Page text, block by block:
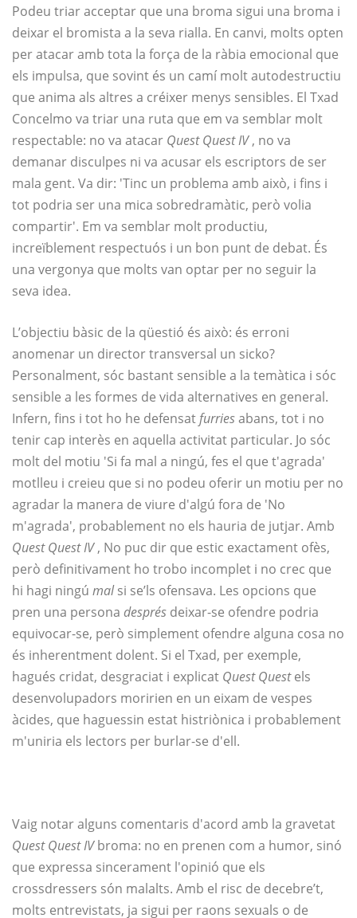
Podeu triar acceptar que una broma sigui una broma i
deixar el bromista a la seva rialla. En canvi, molts opten
per atacar amb tota la força de la ràbia emocional que
els impulsa, que sovint és un camí molt autodestructiu
que anima als altres a créixer menys sensibles. El Txad
Concelmo va triar una ruta que em va semblar molt
respectable: no va atacar Quest Quest IV, no va
demanar disculpes ni va acusar els escriptors de ser
mala gent. Va dir: 'Tinc un problema amb això, i fins i
tot podria ser una mica sobredramàtic, però volia
compartir'. Em va semblar molt productiu,
increïblement respectuós i un bon punt de debat. És
una vergonya que molts van optar per no seguir la
seva idea.
L’objectiu bàsic de la qüestió és això: és erroni
anomenar un director transversal un sicko?
Personalment, sóc bastant sensible a la temàtica i sóc
sensible a les formes de vida alternatives en general.
Infern, fins i tot ho he defensatfurriesabans, tot i no
tenir cap interès en aquella activitat particular. Jo sóc
molt del motiu 'Si fa mal a ningú, fes el que t'agrada'
motlleu i creieu que si no podeu oferir un motiu per no
agradar la manera de viure d'algú fora de 'No
m'agrada', probablement no els hauria de jutjar. Amb
Quest Quest IV, No puc dir que estic exactament ofès,
però definitivament ho trobo incomplet i no crec que
hi hagi ningú malsi se’ls ofensava. Les opcions que
pren una persona després deixar-se ofendre podria
equivocar-se, però simplement ofendre alguna cosa no
és inherentment dolent. Si el Txad, per exemple,
hagués cridat, desgraciat i explicat Quest Questels
desenvolupadors moririen en un eixam de vespes
àcides, que haguessin estat histriònica i probablement
m'uniria els lectors per burlar-se d'ell.
Vaig notar alguns comentaris d'acord amb la gravetat
Quest Quest IVbroma: no en prenen com a humor, sinó
que expressa sincerament l'opinió que els
crossdressers són malalts. Amb el risc de decebre’t,
molts entrevistats, ja sigui per raons sexuals o de